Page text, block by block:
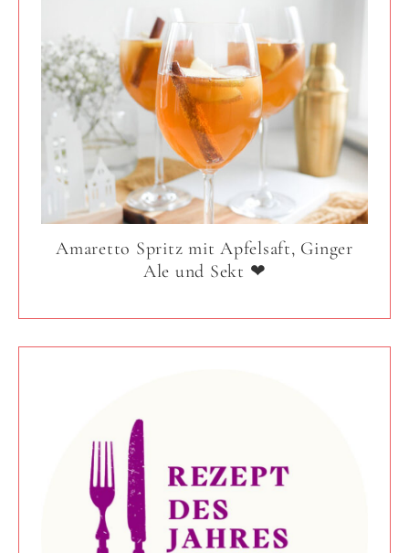
Amaretto Spritz mit Apfelsaft, Ginger
Ale und Sekt ❤